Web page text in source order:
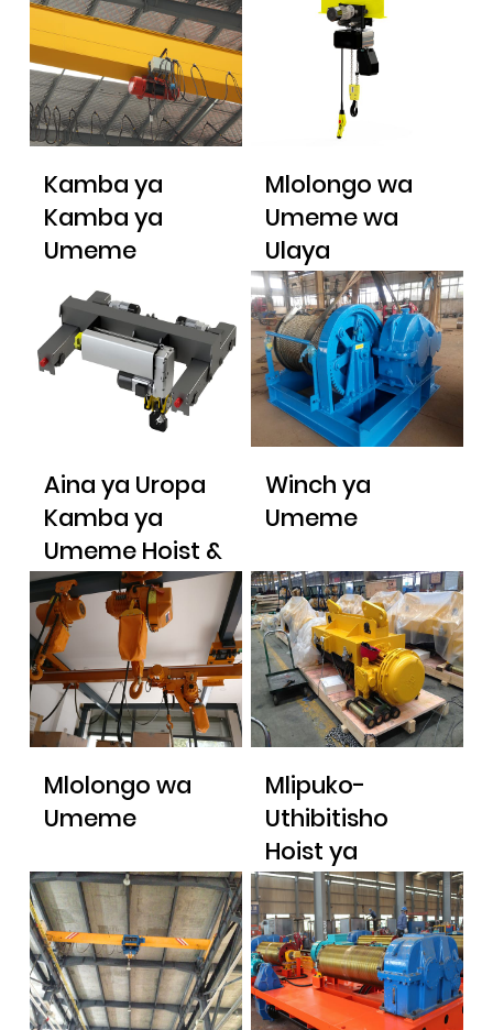
Kamba ya
Kamba ya
Umeme
Mlolongo wa
Umeme wa
Ulaya
Aina ya Uropa
Kamba ya
Umeme Hoist &
Hoist Trolley
Winch ya
Umeme
Mlolongo wa
Umeme
Mlipuko-
Uthibitisho
Hoist ya
Umeme